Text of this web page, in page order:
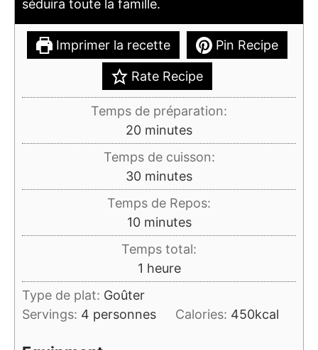
séduira toute la famille.
Imprimer la recette Pin Recipe
Rate Recipe
Temps de préparation:
20minutes
minutes
Temps de cuisson:
30minutes
minutes
Temps de Repos:
10minutes
minutes
Temps total:
1 heure
heure
Type de plat: Goûter
Servings: 4 personnes Calories: 450kcal